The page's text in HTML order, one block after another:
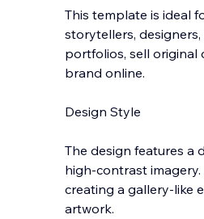
This template is ideal
storytellers,
portfolios, sell original
brand online.
Design Style
The design features a
high-contrast
creating a gallery-like
artwork.